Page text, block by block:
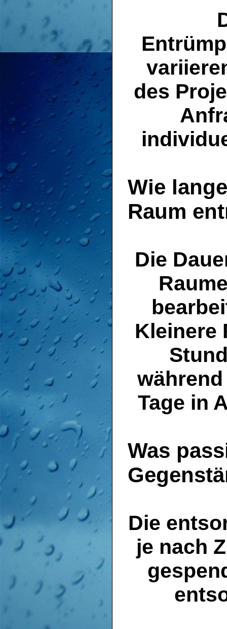
des
Wie
Raum
Die
Kleinere
Tage in
Was
Die
je nach